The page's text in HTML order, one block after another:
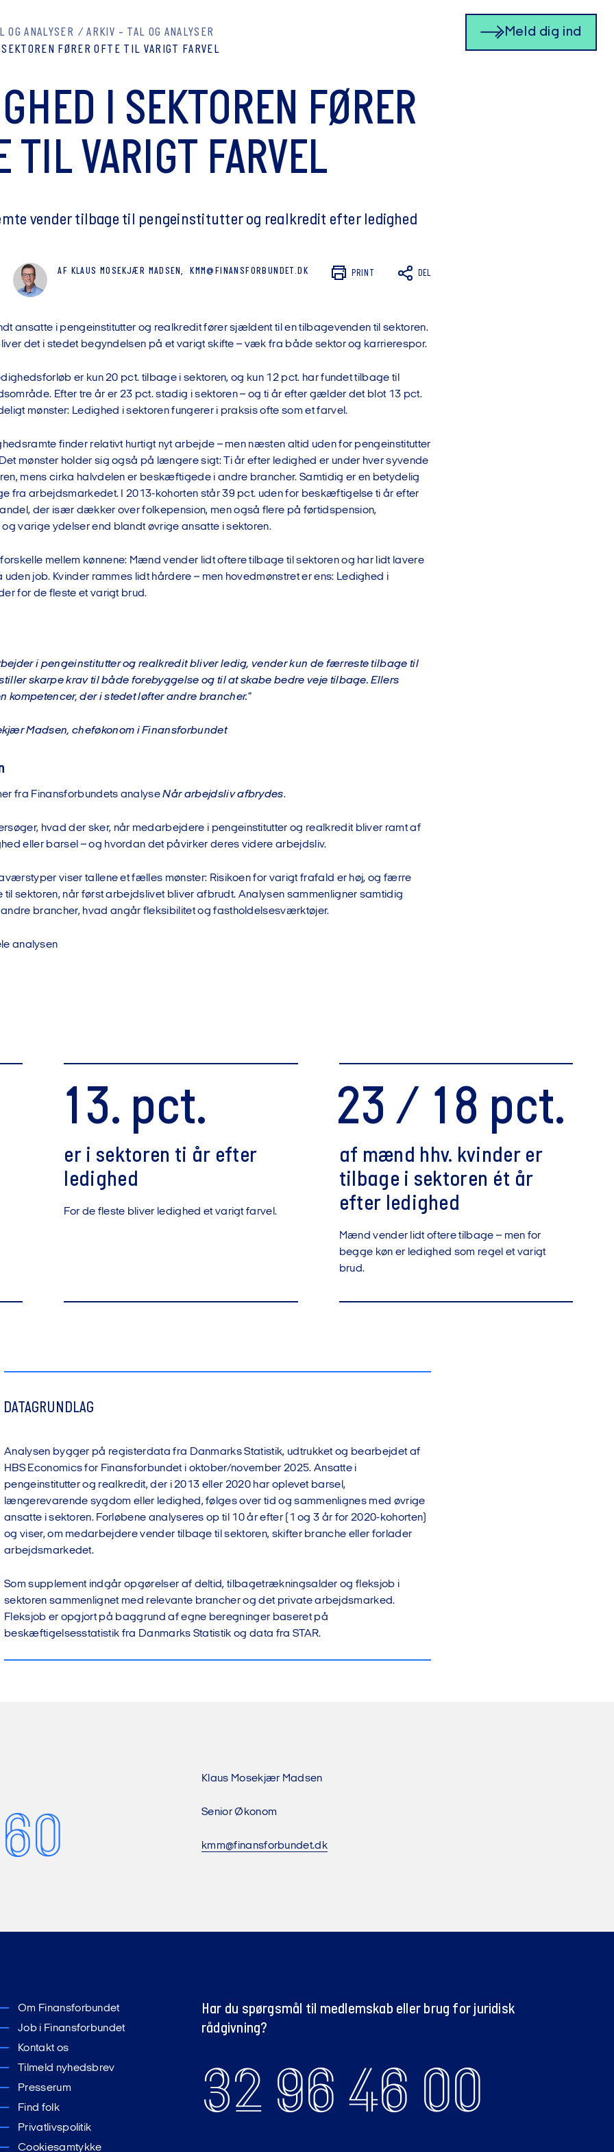
Meld dig ind
OG ANALYSER
ARKIV - TAL OG ANALYSER
FØRER OFTE TIL VARIGT FARVEL
I SEKTOREN FØRER
TIL VARIGT FARVEL
vender tilbage til pengeinstitutter og realkredit efter ledighed
AF KLAUS MOSEKJÆR MADSEN,KMM@FINANSFORBUNDET.DK PRINT DEL
ansatte i pengeinstitutter og realkredit fører sjældent til en tilbagevenden til sektoren.
det i stedet begyndelsen på et varigt skifte – væk fra både sektor og karrierespor.
er kun 20 pct. tilbage i sektoren, og kun 12 pct. har fundet tilbage til
Efter tre år er 23 pct. stadig i sektoren – og ti år efter gælder det blot 13 pct.
mønster: Ledighed i sektoren fungerer i praksis ofte som et farvel.
finder relativt hurtigt nyt arbejde – men næsten altid uden for pengeinstitutter
mønster holder sig også på længere sigt: Ti år efter ledighed er under hver syvende
mens cirka halvdelen er beskæftigede i andre brancher. Samtidig er en betydelig
fra arbejdsmarkedet. I 2013-kohorten står 39 pct. uden for beskæftigelse ti år efter
der især dækker over folkepension, men også flere på førtidspension,
og varige ydelser end blandt øvrige ansatte i sektoren.
mellem kønnene: Mænd vender lidt oftere tilbage til sektoren og har lidt lavere
uden job. Kvinder rammes lidt hårdere – men hovedmønstret er ens: Ledighed i
for de fleste et varigt brud.
i pengeinstitutter og realkredit bliver ledig, vender kun de færreste tilbage til
skarpe krav til både forebyggelse og til at skabe bedre veje tilbage. Ellers
kompetencer, der i stedet løfter andre brancher."
Madsen, cheføkonom i Finansforbundet
fra Finansforbundets analyseNår arbejdsliv afbrydes.
hvad der sker, når medarbejdere i pengeinstitutter og realkredit bliver ramt af
eller barsel – og hvordan det påvirker deres videre arbejdsliv.
viser tallene et fælles mønster: Risikoen for varigt frafald er høj, og færre
til sektoren, når først arbejdslivet bliver afbrudt. Analysen sammenligner samtidig
brancher, hvad angår fleksibilitet og fastholdelsesværktøjer.
analysen
13. pct.
er i sektoren ti år efter
ledighed
For de fleste bliver ledighed et varigt farvel.
23 / 18 pct.
af mænd hhv. kvinder er
tilbage i sektoren ét år
efter ledighed
Mænd vender lidt oftere tilbage – men for
begge køn er ledighed som regel et varigt
brud.
DATAGRUNDLAG
Analysen bygger på registerdata fra Danmarks Statistik, udtrukket og bearbejdet af
HBS Economics for Finansforbundet i oktober/november 2025. Ansatte i
pengeinstitutter og realkredit, der i 2013 eller 2020 har oplevet barsel,
længerevarende sygdom eller ledighed, følges over tid og sammenlignes med øvrige
ansatte i sektoren. Forløbene analyseres op til 10 år efter (1 og 3 år for 2020-kohorten)
og viser, om medarbejdere vender tilbage til sektoren, skifter branche eller forlader
arbejdsmarkedet.
Som supplement indgår opgørelser af deltid, tilbagetrækningsalder og fleksjob i
sektoren sammenlignet med relevante brancher og det private arbejdsmarked.
Fleksjob er opgjort på baggrund af egne beregninger baseret på
beskæftigelsesstatistik fra Danmarks Statistik og data fra STAR.
Klaus Mosekjær Madsen
Senior Økonom
kmm@finansforbundet.dk
Om Finansforbundet
Job i Finansforbundet
Kontakt os
Tilmeld nyhedsbrev
Presserum
Find folk
Privatlivspolitik
Cookiesamtykke
Har du spørgsmål til medlemskab eller brug for juridisk
rådgivning?
32 96 46 00